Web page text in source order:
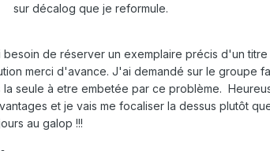
sur décalog que je reformule.
besoin de réserver un exemplaire précis d'un
merci d'avance. J'ai demandé sur le groupe
la seule à etre embetée par ce problème.
et je vais me focaliser la dessus plutôt
au galop !!!